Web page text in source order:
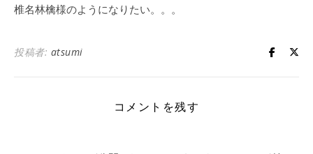
椎名林檎様のようになりたい。。。
投稿者: atsumi
コメントを残す